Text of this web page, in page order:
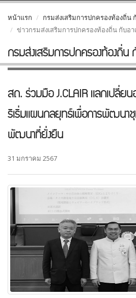
หน้าแรก
กรมส่งเสริมการปกครองท้องถิ่น
ข่าวกรมส่งเสริมการปกครองท้องถิ่น กับอ
กรมส่งเสริมการปกครองท้องถิ่น
สถ. ร่วมมือ J.CLAIR แลกเปลี่ย
ริเริ่มแผนกลยุทธ์เพื่อการพัฒนาชุ
พัฒนาที่ยั่งยืน
31 มกราคม 2567